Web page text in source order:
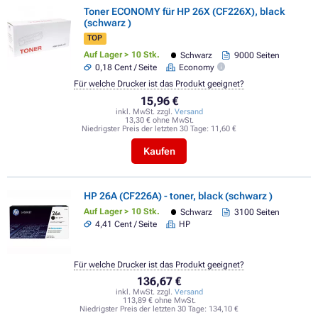
Toner ECONOMY für HP 26X (CF226X), black
(schwarz )
TOP
Auf Lager > 10 Stk. Schwarz
9000 Seiten
0,18 Cent / Seite
Economy
15,96 €
inkl. MwSt. zzgl. Versand
13,30 € ohne MwSt.
Niedrigster Preis der letzten 30 Tage: 11,60 €
Kaufen
Für welche Drucker ist das Produkt geeignet?
HP 26A (CF226A) - toner, black (schwarz )
Auf Lager > 10 Stk. Schwarz
3100 Seiten
4,41 Cent / Seite
HP
136,67 €
inkl. MwSt. zzgl. Versand
113,89 € ohne MwSt.
Niedrigster Preis der letzten 30 Tage: 134,10 €
Für welche Drucker ist das Produkt geeignet?